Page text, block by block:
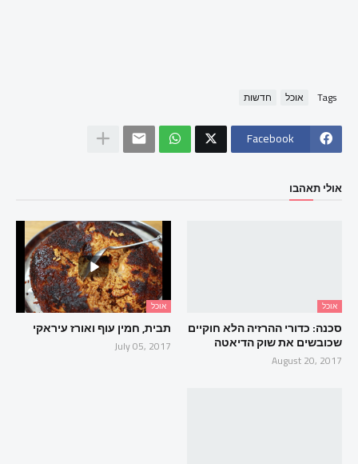
Tags אוכל חדשות
Facebook
אולי תאהבו
אוכל
סכנה: כדורי ההרזיה הלא חוקיים
שכובשים את שוק הדיאטה
August 20, 2017
אוכל
תבית, חמין עוף ואורז עיראקי
July 05, 2017